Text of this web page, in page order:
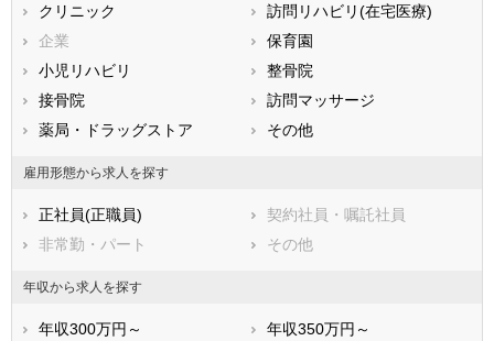
広島県
徳島県
香川県
福岡県
熊本県
宮崎県
鹿児島県
クリニック
訪問リハビリ(在宅医療)
企業
保育園
小児リハビリ
整骨院
接骨院
訪問マッサージ
薬局・ドラッグストア
その他
雇用形態から求人を探す
正社員(正職員)
契約社員・嘱託社員
非常勤・パート
その他
年収から求人を探す
年収300万円～
年収350万円～